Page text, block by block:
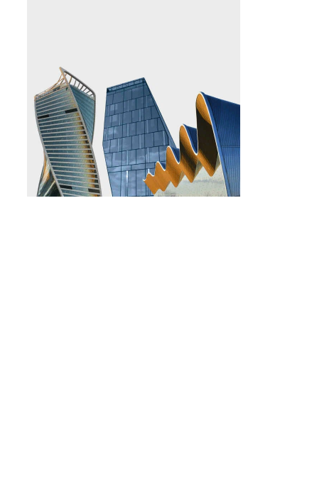
Александр
Коряков,
Коммерсантъ